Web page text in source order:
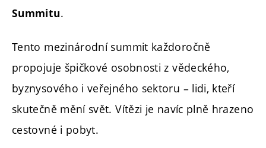
Summitu.
Tento mezinárodní summit každoročně
propojuje špičkové osobnosti z vědeckého,
byznysového i veřejného sektoru – lidi, kteří
skutečně mění svět. Vítězi je navíc plně hrazeno
cestovné i pobyt.